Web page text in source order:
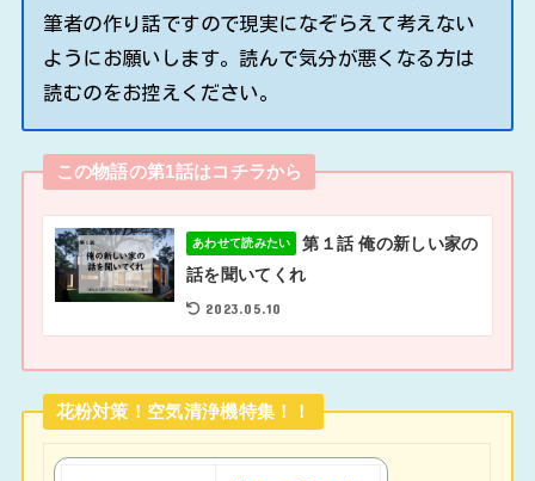
筆者の作り話ですので現実になぞらえて考えない
ようにお願いします。読んで気分が悪くなる方は
読むのをお控えください。
この物語の第1話はコチラから
あわせて読みたい
第１話 俺の新しい家の
話を聞いてくれ
2023.05.10
花粉対策！空気清浄機特集！！